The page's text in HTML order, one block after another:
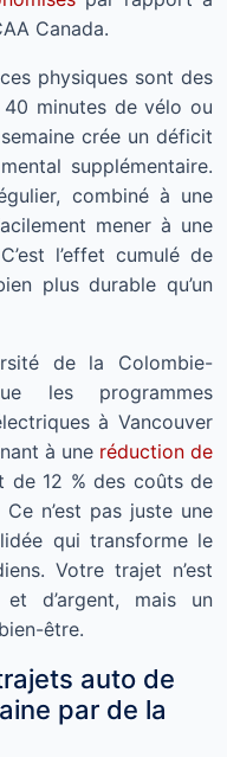
Canada.
physiques sont des
minutes de vélo ou
crée un déficit
supplémentaire.
combiné à une
mener à une
l’effet cumulé de
plus durable qu’un
de la Colombie-
les programmes
à Vancouver
à une réduction de
12 % des coûts de
n’est pas juste une
qui transforme le
Votre trajet n’est
d’argent, mais un
être.
auto de
par de la